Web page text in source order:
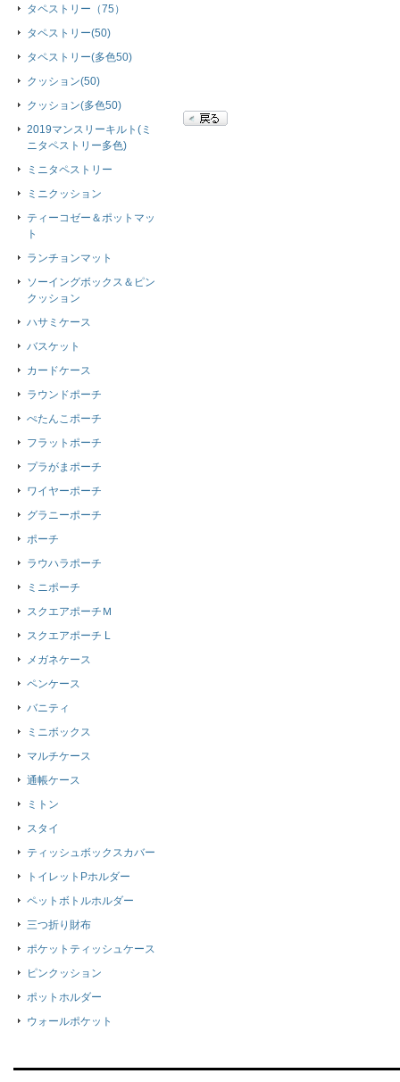
タペストリー（75）
タペストリー(50)
タペストリー(多色50)
クッション(50)
クッション(多色50)
2019マンスリーキルト(ミ
ニタペストリー多色)
ミニタペストリー
ミニクッション
ティーコゼー＆ポットマッ
ト
ランチョンマット
ソーイングボックス＆ピン
クッション
ハサミケース
バスケット
カードケース
ラウンドポーチ
ぺたんこポーチ
フラットポーチ
プラがまポーチ
ワイヤーポーチ
グラニーポーチ
ポーチ
ラウハラポーチ
ミニポーチ
スクエアポーチＭ
スクエアポーチ L
メガネケース
ペンケース
バニティ
ミニボックス
マルチケース
通帳ケース
ミトン
スタイ
ティッシュボックスカバー
トイレットPホルダー
ペットボトルホルダー
三つ折り財布
ポケットティッシュケース
ピンクッション
ポットホルダー
ウォールポケット